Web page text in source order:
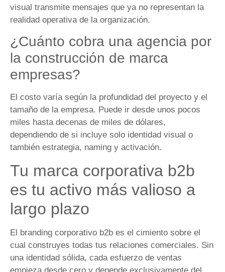
visual transmite mensajes que ya no representan la
realidad operativa de la organización.
¿Cuánto cobra una agencia por
la construcción de marca
empresas?
El costo varía según la profundidad del proyecto y el
tamaño de la empresa. Puede ir desde unos pocos
miles hasta decenas de miles de dólares,
dependiendo de si incluye solo identidad visual o
también estrategia, naming y activación.
Tu marca corporativa b2b
es tu activo más valioso a
largo plazo
El branding corporativo b2b es el cimiento sobre el
cual construyes todas tus relaciones comerciales. Sin
una identidad sólida, cada esfuerzo de ventas
empieza desde cero y depende exclusivamente del